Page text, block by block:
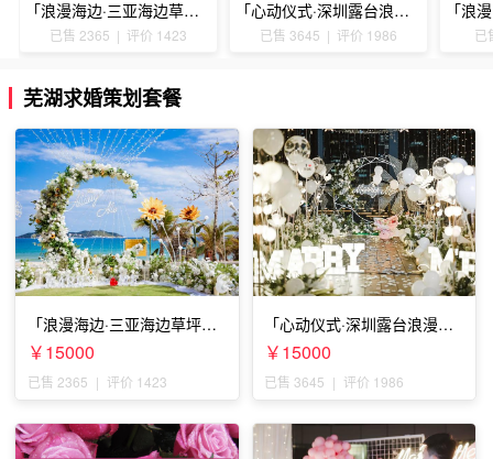
「浪漫海边·三亚海边草坪浪漫求婚」
已售 2365 | 评价 1423
「心动仪式·深圳露台浪漫求婚」
已售 3645 | 评价 1986 已
芜湖求婚策划套餐
「浪漫海边·三亚海边草坪浪
漫求婚」
￥15000
已售 2365 | 评价 1423
「心动仪式·深圳露台浪漫求
婚」
￥15000
已售 3645 | 评价 1986